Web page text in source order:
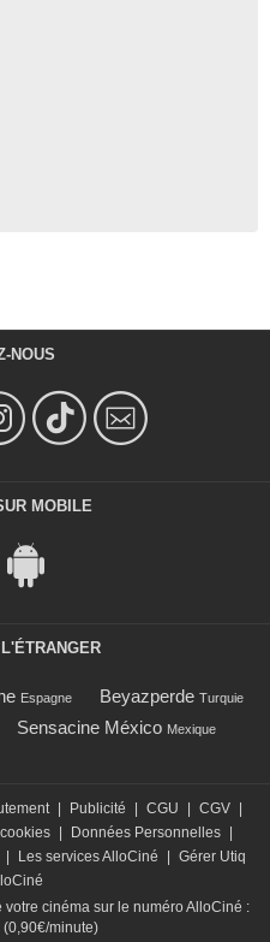
NOUS
MOBILE
Espagne Beyazperde Turquie
Sensacine México Mexique
Publicité CGU CGV
Données Personnelles
Les services AlloCiné
Gérer Utiq
cinéma sur le numéro AlloCiné :
(0,90€/minute)